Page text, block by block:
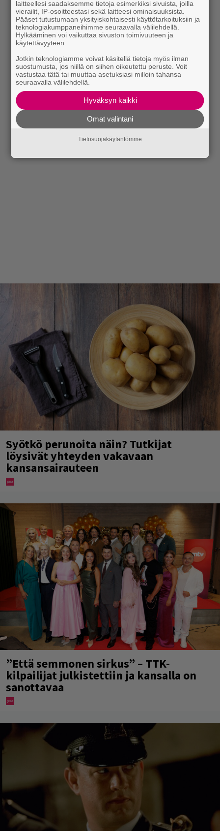
Lue myös: Tilaa Rumban uutiskirje ja tiedät mistä
kahvitauolla puhutaan! Nappaa ajankohtaiset musiikin
uutiset ja puheenaiheet suoraan sähköpostiin tästä.
Syötkö perunoita näin? Tutkijat
löysivät yhteyden vakavaan
kansansairauteen
”Että semmonen sirkus” – TTK-
kilpailijat julkistettiin ja kansalla on
sanottavaa
laitteellesi saadaksemme tietoja esimerkiksi sivuista, joilla
vierailit, IP-osoitteestasi sekä laitteesi ominaisuuksista.
Pääset tutustumaan yksityiskohtaisesti käyttötarkoituksiin ja
teknologiakumppaneihimme seuraavalla välilehdellä.
Hylkääminen voi vaikuttaa sivuston toimivuuteen ja
käytettävyyteen.
Jotkin teknologiamme voivat käsitellä tietoja myös ilman
suostumusta, jos niillä on siihen oikeutettu peruste. Voit
vastustaa tätä tai muuttaa asetuksiasi milloin tahansa
seuraavalla välilehdellä.
Hyväksyn kaikki
Omat valintani
Tietosuojakäytäntömme